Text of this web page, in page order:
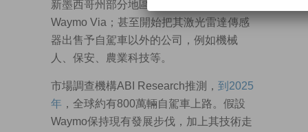
新墨西哥州部分地區測試其自動長途卡車
Waymo Via；甚至開始把其激光雷達傳感
器出售予自駕車以外的公司，例如機械
人、保安、農業科技等。
市場調查機構ABI Research推測， 到 2025
年 ，全球約有800萬輛自駕車上路。假設
Waymo保持現有發展步伐，加上其技術走